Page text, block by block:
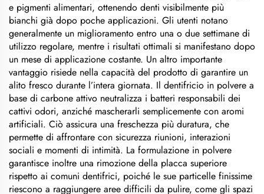
e pigmenti alimentari, ottenendo denti visibilmente più
bianchi già dopo poche applicazioni. Gli utenti notano
generalmente un miglioramento entro una o due settimane di
utilizzo regolare, mentre i risultati ottimali si manifestano dopo
un mese di applicazione costante. Un altro importante
vantaggio risiede nella capacità del prodotto di garantire un
alito fresco durante l’intera giornata. Il dentifricio in polvere a
base di carbone attivo neutralizza i batteri responsabili dei
cattivi odori, anziché mascherarli semplicemente con aromi
artificiali. Ciò assicura una freschezza più duratura, che
permette di affrontare con sicurezza riunioni, interazioni
sociali e momenti di intimità. La formulazione in polvere
garantisce inoltre una rimozione della placca superiore
rispetto ai comuni dentifrici, poiché le sue particelle finissime
riescono a raggiungere aree difficili da pulire, come gli spazi